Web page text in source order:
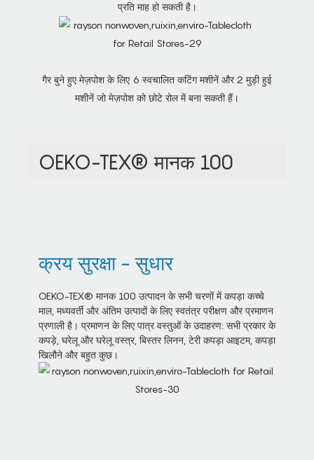
प्रति माह हो सकती है।
गैर बुने हुए मेज़पोश के लिए 6 स्वचालित कटिंग मशीनें और 2 मुड़ी हुई
मशीनें जो मेज़पोश को छोटे रोल में बना सकती हैं।
OEKO-TEX® मानक 100
क्रय सुरक्षा - सुधार
OEKO-TEX® मानक 100 उत्पादन के सभी चरणों में कपड़ा कच्चे
माल, मध्यवर्ती और अंतिम उत्पादों के लिए स्वतंत्र परीक्षण और प्रमाणन
प्रणाली है। प्रमाणन के लिए पात्र वस्तुओं के उदाहरण: सभी प्रकार के
कपड़े, घरेलू और घरेलू वस्त्र, बिस्तर लिनन, टेरी कपड़ा आइटम, कपड़ा
खिलौने और बहुत कुछ।